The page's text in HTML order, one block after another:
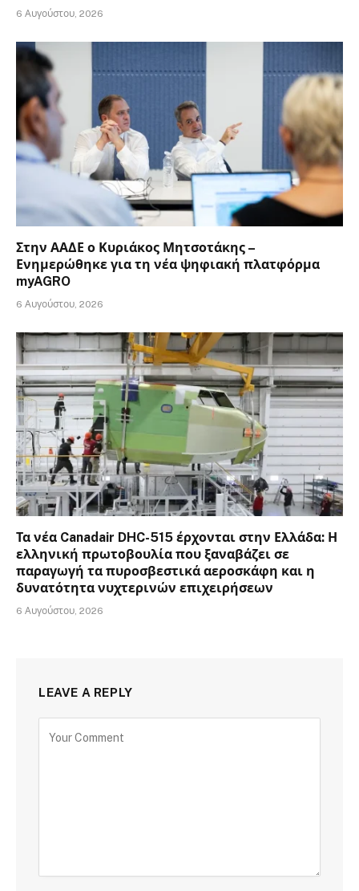
6 Αυγούστου, 2026
Στην ΑΑΔΕ ο Κυριάκος Μητσοτάκης –
Ενημερώθηκε για τη νέα ψηφιακή πλατφόρμα
myAGRO
6 Αυγούστου, 2026
Τα νέα Canadair DHC-515 έρχονται στην Ελλάδα: Η
ελληνική πρωτοβουλία που ξαναβάζει σε
παραγωγή τα πυροσβεστικά αεροσκάφη και η
δυνατότητα νυχτερινών επιχειρήσεων
6 Αυγούστου, 2026
LEAVE A REPLY